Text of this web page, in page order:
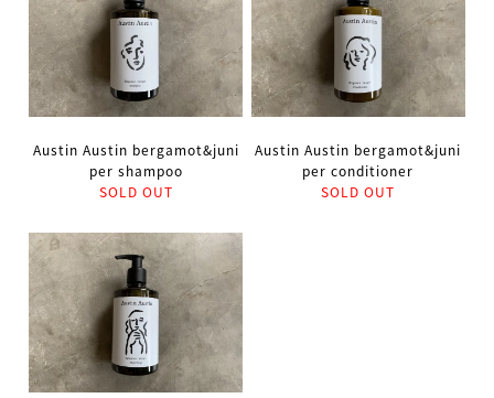
Austin Austin bergamot&juni
per shampoo
SOLD OUT
Austin Austin bergamot&juni
per conditioner
SOLD OUT